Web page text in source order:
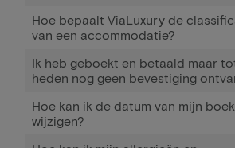
Hoe bepaalt ViaLuxury de
van een accommodatie?
Ik heb geboekt en betaald maar
heden nog geen bevestiging
Hoe kan ik de datum van mijn
wijzigen?